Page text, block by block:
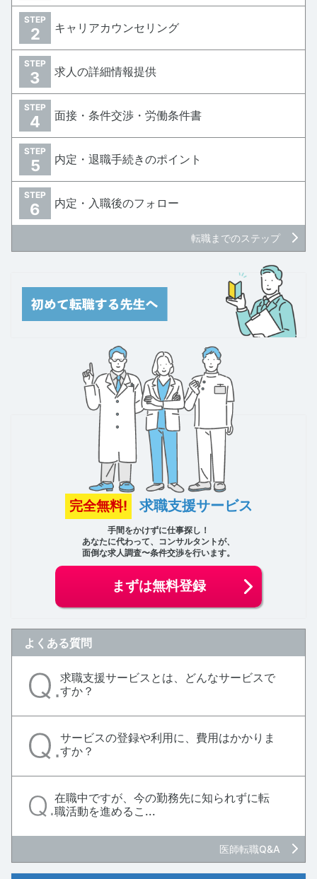
STEP
2 キャリアカウンセリング
STEP
3 求人の詳細情報提供
STEP
4 面接・条件交渉・労働条件書
STEP
5 内定・退職手続きのポイント
STEP
6 内定・入職後のフォロー
転職までのステップ
完全無料! 求職支援サービス
手間をかけずに仕事探し！
あなたに代わって、コンサルタントが、
面倒な求人調査〜条件交渉を行います。
まずは無料登録
よくある質問
求職支援サービスとは、どんなサービスで
すか？
サービスの登録や利用に、費用はかかりま
すか？
在職中ですが、今の勤務先に知られずに転
職活動を進めるこ...
医師転職Q&A